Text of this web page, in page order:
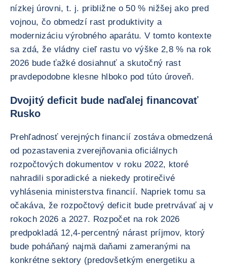
nízkej úrovni, t. j. približne o 50 % nižšej ako pred
vojnou, čo obmedzí rast produktivity a
modernizáciu výrobného aparátu. V tomto kontexte
sa zdá, že vládny cieľ rastu vo výške 2,8 % na rok
2026 bude ťažké dosiahnuť a skutočný rast
pravdepodobne klesne hlboko pod túto úroveň.
Dvojitý deficit bude naďalej financovať
Rusko
Prehľadnosť verejných financií zostáva obmedzená
od pozastavenia zverejňovania oficiálnych
rozpočtových dokumentov v roku 2022, ktoré
nahradili sporadické a niekedy protirečivé
vyhlásenia ministerstva financií. Napriek tomu sa
očakáva, že rozpočtový deficit bude pretrvávať aj v
rokoch 2026 a 2027. Rozpočet na rok 2026
predpokladá 12,4-percentný nárast príjmov, ktorý
bude poháňaný najmä daňami zameranými na
konkrétne sektory (predovšetkým energetiku a